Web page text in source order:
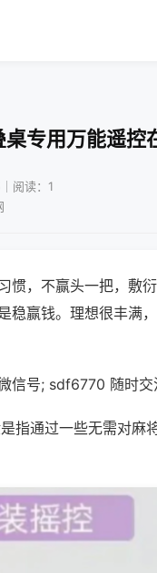
专用万能遥控
阅读：1
，不赢头一把，敷衍
稳赢钱。理想很丰满
信号; sdf6770 随时交
指通过一些无需对麻